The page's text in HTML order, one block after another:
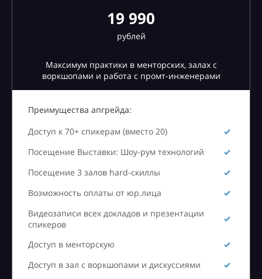
19 990
рублей
Максимум практики в менторских, залах с
воркшопами и работа с промт-инженерами
Преимущества апгрейда:
Доступ к 70+ спикерам (вместо 20)
Посещение Выставки: Шоу-рум технологий
Посещение 3 залов hard-скиллы
Возможность оплаты от юр.лица
Видеозаписи всех докладов и презентации
спикеров
Доступ в менторскую
Доступ в зал с воркшопами и дискуссиями